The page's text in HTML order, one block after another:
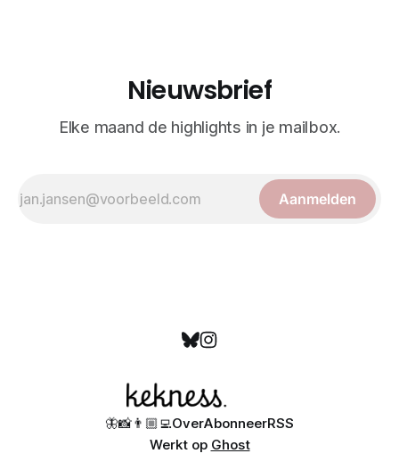
Nieuwsbrief
Elke maand de highlights in je mailbox.
Aanmelden
🦋📸👨🏼‍💻OverAbonneerRSS
Werkt op Ghost